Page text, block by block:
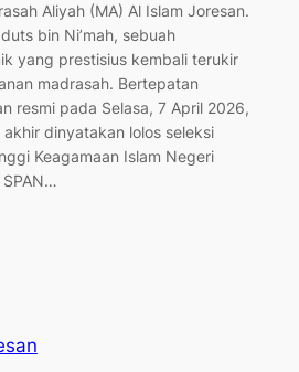
Aliyah (MA) Al Islam Joresan.
bin Ni’mah, sebuah
yang prestisius kembali terukir
madrasah. Bertepatan
resmi pada Selasa, 7 April 2026,
dinyatakan lolos seleksi
Keagamaan Islam Negeri
SPAN…